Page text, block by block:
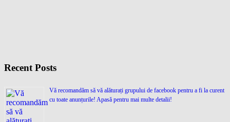
Recent Posts
Vă recomandăm să vă alăturați grupului de facebook pentru a fi la curent
cu toate anunțurile! Apasă pentru mai multe detalii!